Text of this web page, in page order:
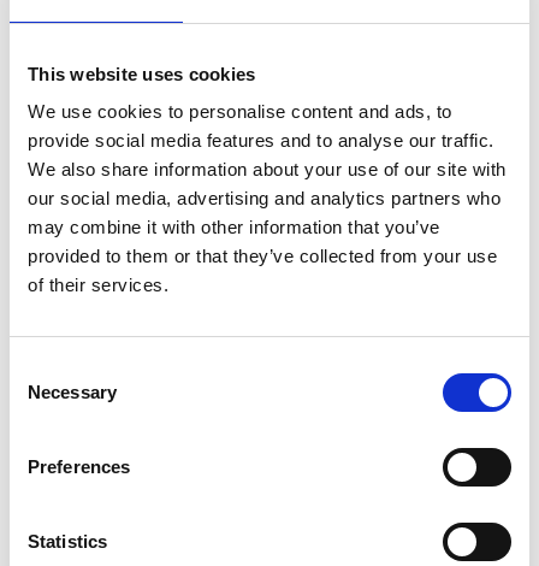
This website uses cookies
We use cookies to personalise content and ads, to
provide social media features and to analyse our traffic.
We also share information about your use of our site with
our social media, advertising and analytics partners who
may combine it with other information that you’ve
provided to them or that they’ve collected from your use
of their services.
Selection
Necessary
Preferences
Statistics
97% der Rechnungsfelder
automatisiert
Die Rechnungserfassung läuft ohne manuelle
Eingabe und spart deutlich Zeit.
75% der Rechnungen
belastbarer.
100% automatisierter
Die Abstimmung läuft automatisch, mit 7,5